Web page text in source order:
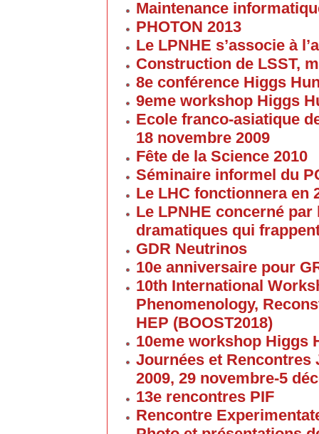
Maintenance
PHOTON 2013
Le LPNHE s’associe à
Construction de LSST,
8e conférence Higgs
9eme workshop Higgs
Ecole franco-asiatique
18 novembre 2009
Fête de la Science 2010
Séminaire informel du
Le LHC fonctionnera en
Le LPNHE concerné par
dramatiques qui
GDR Neutrinos
10e anniversaire pour
10th International
Phenomenology,
HEP (BOOST2018)
10eme workshop Higgs
Journées et Rencontres
2009, 29 novembre-5
13e rencontres PIF
Rencontre